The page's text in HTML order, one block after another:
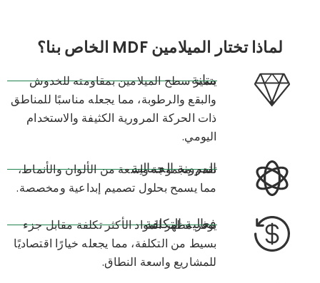
لماذا تختار الميلامين MDF الخاص بنا؟
متانة
يتميز سطح الميلامين بمقاومته للخدوش
والبقع والرطوبة، مما يجعله مناسبًا للمناطق
ذات الحركة المرورية الكثيفة والاستخدام
اليومي.
المرونة الجمالية
تقدم مجموعة واسعة من الألوان والأنماط،
مما يسمح بحلول تصميم إبداعية ومخصصة.
فعالية التكلفة
يوفر مظهر المواد الأكثر تكلفة مقابل جزء
بسيط من التكلفة، مما يجعله خيارًا اقتصاديًا
للمشاريع واسعة النطاق.